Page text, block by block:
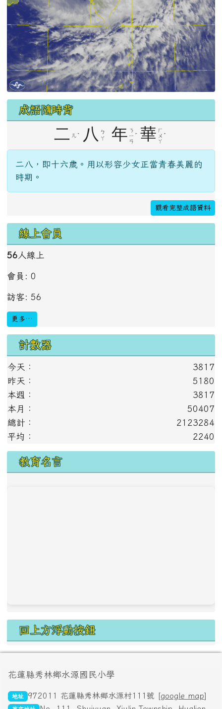
成語隨時背
二 ㄦ ˋ 八
ㄅ
ㄚ
年 ㄋ
ㄧ
ㄢ
ˊ 華 ㄏ
ㄨ
ㄚ
ˊ
二八，即十六歲。用以形容少女正當青春美麗的
時期。
觀看完整成語資料
線上會員
56 人線上
會員: 0
訪客: 56
更多…
計數器
今天：
3817
昨天：
5180
本週：
3817
本月：
50407
總計：
2123284
平均：
2240
教育名言
回上方浮動按鈕
頁尾區域內容
花蓮縣秀林鄉水源國民小學
地址 972011 花蓮縣秀林鄉水源村111號 [google map]